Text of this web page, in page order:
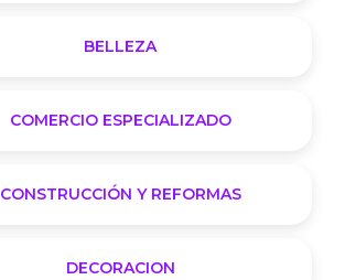
BELLEZA
COMERCIO ESPECIALIZADO
CONSTRUCCIÓN Y REFORMAS
DECORACION